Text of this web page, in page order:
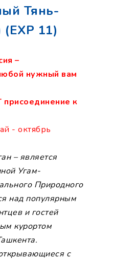
Тянь-
11)
–
нужный вам
к
- октябрь
– является
Угам-
Природного
над популярным
и гостей
курортом
с